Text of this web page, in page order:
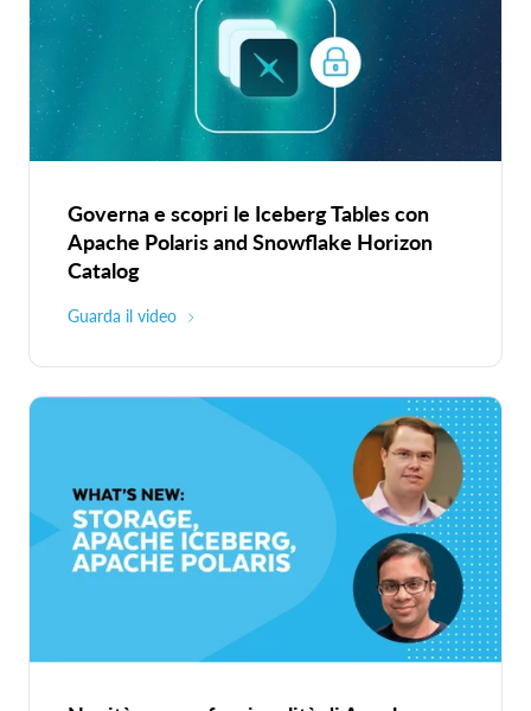
Governa e scopri le Iceberg Tables con
Apache Polaris and Snowflake Horizon
Catalog
Guarda il video